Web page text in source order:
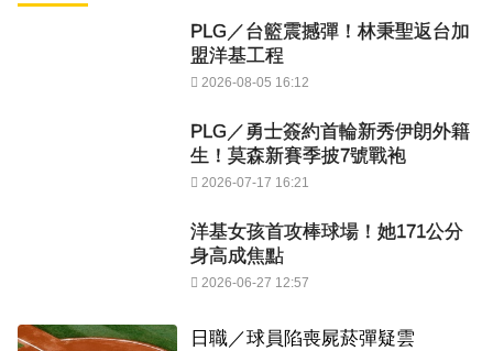
PLG／台籃震撼彈！林秉聖返台加
盟洋基工程
2026-08-05 16:12
PLG／勇士簽約首輪新秀伊朗外籍
生！莫森新賽季披7號戰袍
2026-07-17 16:21
洋基女孩首攻棒球場！她171公分
身高成焦點
2026-06-27 12:57
日職／球員陷喪屍菸彈疑雲